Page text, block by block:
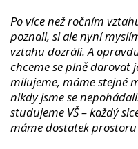
Po více než ročním
poznali, si ale nyní
vztahu dozráli. A
chceme se plně darovat
milujeme, máme stejné
nikdy jsme se
studujeme VŠ – každý
máme dostatek